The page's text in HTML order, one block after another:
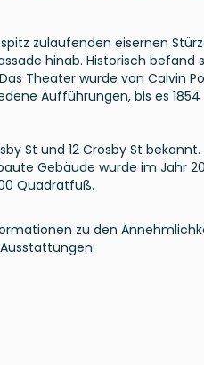
zulaufenden eisernen
hinab. Historisch befand
Theater wurde von Calvin
Aufführungen, bis es 1854
St und 12 Crosby St bekannt.
Gebäude wurde im Jahr
Quadratfuß.
zu den